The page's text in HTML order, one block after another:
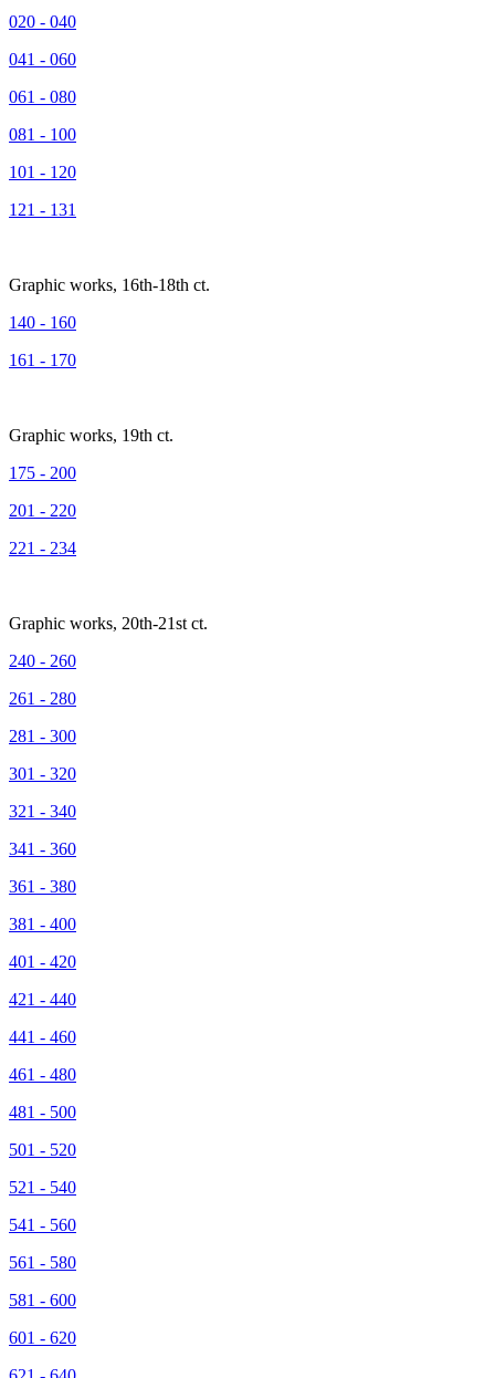
020 - 040
041 - 060
061 - 080
081 - 100
101 - 120
121 - 131
Graphic works, 16th-18th ct.
140 - 160
161 - 170
Graphic works, 19th ct.
175 - 200
201 - 220
221 - 234
Graphic works, 20th-21st ct.
240 - 260
261 - 280
281 - 300
301 - 320
321 - 340
341 - 360
361 - 380
381 - 400
401 - 420
421 - 440
441 - 460
461 - 480
481 - 500
501 - 520
521 - 540
541 - 560
561 - 580
581 - 600
601 - 620